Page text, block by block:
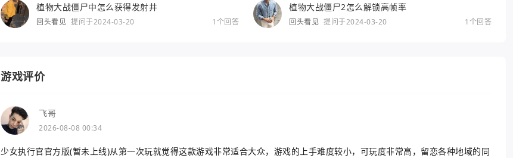
植物大战僵尸中怎么获得发射井
回头看见 提问于2024-03-20 1个回答
植物大战僵尸2怎么解锁高帧率
回头看见 提问于2024-03-20 1个回答
游戏评价
飞哥
2026-08-08 00:34
少女执行官官方版(暂未上线)从第一次玩就觉得这款游戏非常适合大众，游戏的上手难度较小，可玩度非常高，留恋各种地域的同